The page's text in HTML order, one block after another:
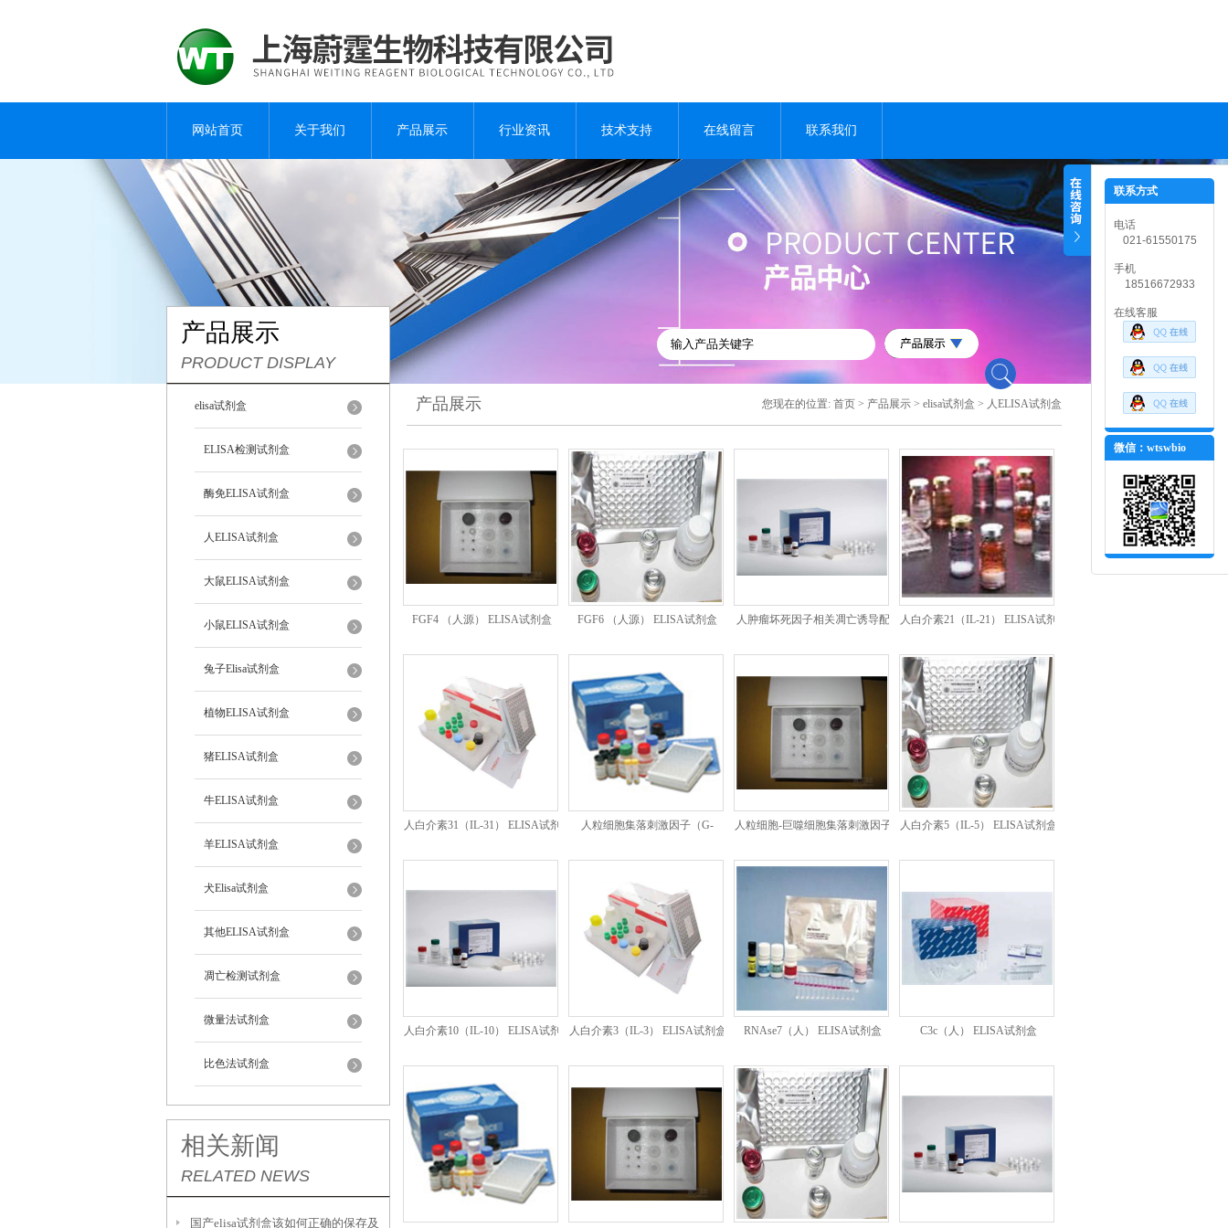
网站首页 关于我们 产品展示 行业资讯 技术支持 在线留言 联系我们
产品展示
PRODUCT DISPLAY
elisa试剂盒
ELISA检测试剂盒
酶免ELISA试剂盒
人ELISA试剂盒
大鼠ELISA试剂盒
小鼠ELISA试剂盒
兔子Elisa试剂盒
植物ELISA试剂盒
猪ELISA试剂盒
牛ELISA试剂盒
羊ELISA试剂盒
犬Elisa试剂盒
其他ELISA试剂盒
凋亡检测试剂盒
微量法试剂盒
比色法试剂盒
相关新闻
RELATED NEWS
国产elisa试剂盒该如何正确的保存及
产品展示 您现在的位置: 首页 > 产品展示 > elisa试剂盒 > 人ELISA试剂盒
FGF4 （人源） ELISA试剂盒 FGF6 （人源） ELISA试剂盒 人肿瘤坏死因子相关凋亡诱导配 人白介素21（IL-21） ELISA试剂
人白介素31（IL-31） ELISA试剂 人粒细胞集落刺激因子（G- 人粒细胞-巨噬细胞集落刺激因子 人白介素5（IL-5） ELISA试剂盒
人白介素10（IL-10） ELISA试剂 人白介素3（IL-3） ELISA试剂盒 RNAse7（人） ELISA试剂盒 C3c（人） ELISA试剂盒
联系方式
电话
021-61550175
手机
18516672933
在线客服
微信：wtswbio